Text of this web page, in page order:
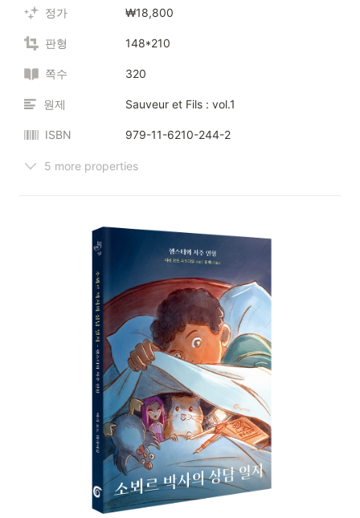
정가 ₩18,800
판형 148*210
쪽수 320
원제 Sauveur et Fils : vol.1
ISBN 979-11-6210-244-2
5 more properties